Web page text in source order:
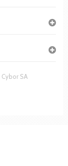
Cybor SA